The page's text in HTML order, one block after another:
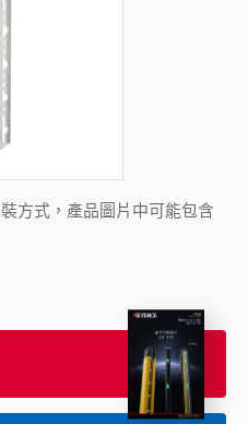
方式，產品圖片中可能包含